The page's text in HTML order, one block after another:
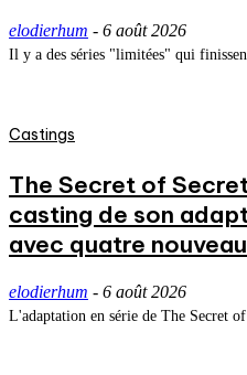
elodierhum - 6 août 2026
Il y a des séries "limitées" qui
Castings
The Secret of
casting de son
avec quatre
elodierhum - 6 août 2026
L'adaptation en série de The Secret